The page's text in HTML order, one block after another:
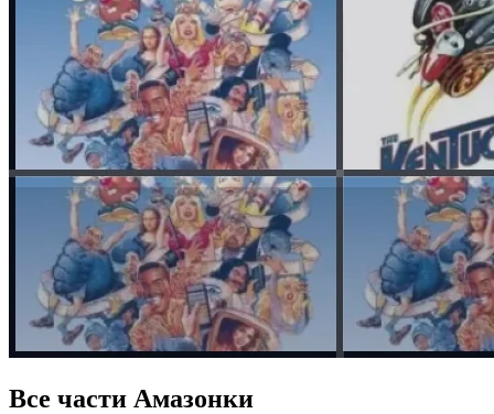
Все части Амазонки